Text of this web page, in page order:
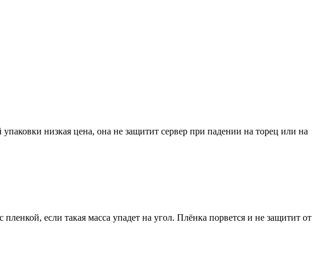
низкая цена, она не защитит сервер при падении на торец или на
если такая масса упадет на угол. Плёнка порвется и не защитит от